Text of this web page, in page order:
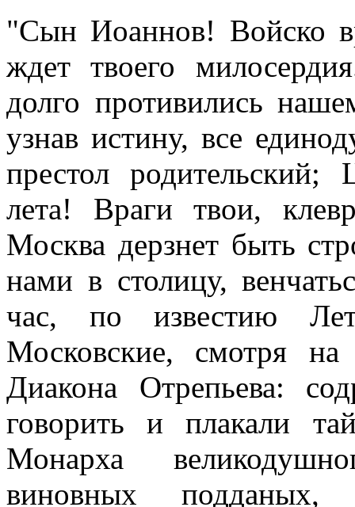
"Сын Иоаннов! Войско
ждет твоего
долго противились
узнав истину, все
престол родительский;
лета! Враги твои,
Москва дерзнет быть
нами в столицу,
час, по известию
Московские, смотря
Диакона Отрепьева:
говорить и плакали
Монарха
виновных